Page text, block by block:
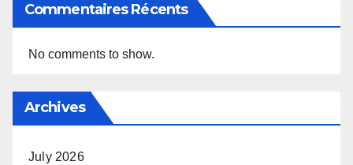
Commentaires Récents
No comments to show.
Archives
July 2026